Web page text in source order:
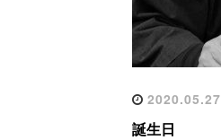
2020.05.27
誕生日